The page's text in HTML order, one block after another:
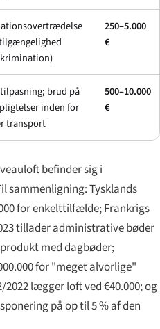
250–5.000
€
brud på
inden for
transport
500–10.000
€
befinder sig i
sammenligning: Tysklands
for enkelttilfælde; Frankrigs
tillader administrative bøder
med dagbøder;
for "meget alvorlige"
lægger loft ved €40.000; og
på op til 5 % af den